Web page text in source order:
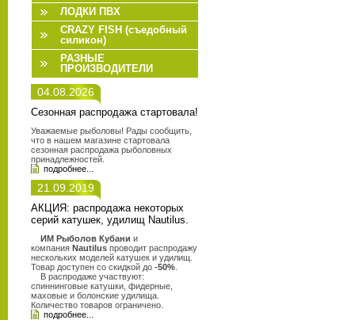
ЛОДКИ ПВХ
CRAZY FISH (съедобный
силикон)
РАЗНЫЕ
ПРОИЗВОДИТЕЛИ
04.08.2026
Сезонная распродажа стартовала!
Уважаемые рыболовы! Рады сообщить,
что в нашем магазине стартовала
сезонная распродажа рыболовных
принадлежностей.
подробнее...
21.09.2019
АКЦИЯ: распродажа некоторых
серий катушек, удилищ Nautilus.
ИМ Рыболов Кубани и
компания Nautilusпроводит распродажу
нескольких моделей катушек и удилищ.
Товар доступен со скидкой до -50%.
В распродаже участвуют:
спиннинговые катушки, фидерные,
маховые и болонские удилища.
Количество товаров ограничено.
подробнее...